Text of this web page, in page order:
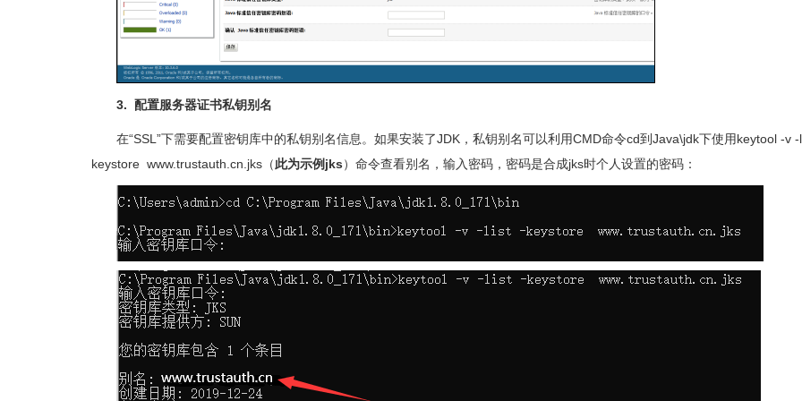
3. 配置服务器证书私钥别名
在“SSL”下需要配置密钥库中的私钥别名信息。如果安装了JDK，私钥别名可以利用CMD命令cd到Java\jdk下使用keytool -v
keystore www.trustauth.cn.jks（此为示例jks）命令查看别名，输入密码，密码是合成jks时个人设置的密码：